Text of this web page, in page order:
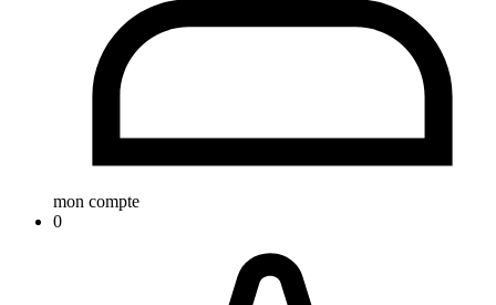
mon compte
0